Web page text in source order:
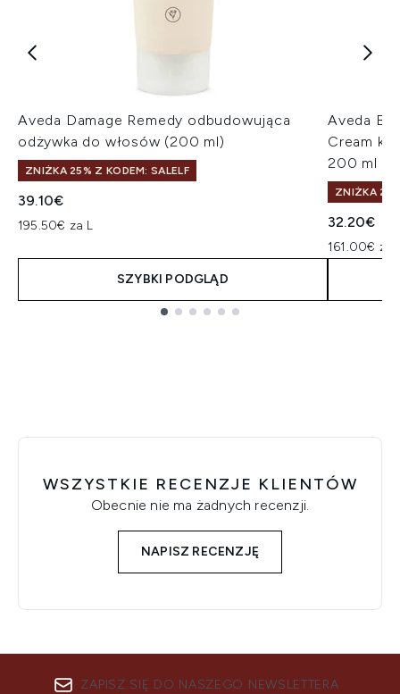
Aveda Damage Remedy odbudowująca
odżywka do włosów (200 ml)
ZNIŻKA 25% Z KODEM: SALELF
39.10€
195.50€ za L
SZYBKI PODGLĄD
Aveda Be
Cream
200 ml
ZNIŻKA
32.20€
161.00€ za
WSZYSTKIE RECENZJE KLIENTÓW
Obecnie nie ma żadnych recenzji.
NAPISZ RECENZJĘ
ZAPISZ SIĘ DO NASZEGO NEWSLETTERA